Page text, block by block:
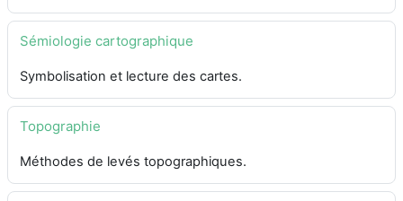
Sémiologie cartographique
Symbolisation et lecture des cartes.
Topographie
Méthodes de levés topographiques.